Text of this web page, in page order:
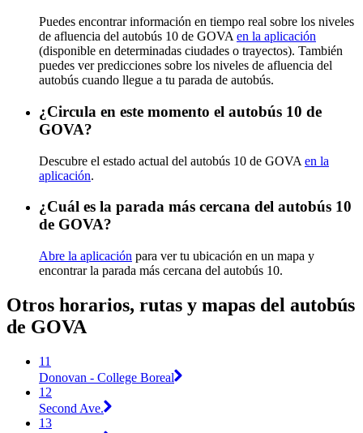
Puedes encontrar información en tiempo real sobre los niveles
de afluencia del autobús 10 de GOVA en la aplicación
(disponible en determinadas ciudades o trayectos). También
puedes ver predicciones sobre los niveles de afluencia del
autobús cuando llegue a tu parada de autobús.
¿Circula en este momento el autobús 10 de
GOVA?
Descubre el estado actual del autobús 10 de GOVA en la
aplicación.
¿Cuál es la parada más cercana del autobús 10
de GOVA?
Abre la aplicación para ver tu ubicación en un mapa y
encontrar la parada más cercana del autobús 10.
Otros horarios, rutas y mapas del autobús
de GOVA
11
Donovan - College Boreal
12
Second Ave.
13